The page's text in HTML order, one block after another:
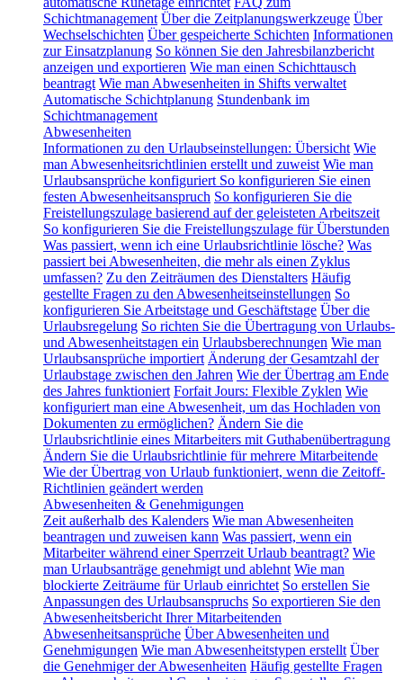
Schichtmanagement Über die Zeitplanungswerkzeuge Über
Wechselschichten Über gespeicherte Schichten Informationen
zur Einsatzplanung So können Sie den Jahresbilanzbericht
anzeigen und exportieren Wie man einen Schichttausch
beantragt Wie man Abwesenheiten in Shifts verwaltet
Automatische Schichtplanung Stundenbank im
Schichtmanagement
Abwesenheiten
Informationen zu den Urlaubseinstellungen: Übersicht Wie
man Abwesenheitsrichtlinien erstellt und zuweist Wie man
Urlaubsansprüche konfiguriert So konfigurieren Sie einen
festen Abwesenheitsanspruch So konfigurieren Sie die
Freistellungszulage basierend auf der geleisteten Arbeitszeit
So konfigurieren Sie die Freistellungszulage für Überstunden
Was passiert, wenn ich eine Urlaubsrichtlinie lösche? Was
passiert bei Abwesenheiten, die mehr als einen Zyklus
umfassen? Zu den Zeiträumen des Dienstalters Häufig
gestellte Fragen zu den Abwesenheitseinstellungen So
konfigurieren Sie Arbeitstage und Geschäftstage Über die
Urlaubsregelung So richten Sie die Übertragung von Urlaubs-
und Abwesenheitstagen ein Urlaubsberechnungen Wie man
Urlaubsansprüche importiert Änderung der Gesamtzahl der
Urlaubstage zwischen den Jahren Wie der Übertrag am Ende
des Jahres funktioniert Forfait Jours: Flexible Zyklen Wie
konfiguriert man eine Abwesenheit, um das Hochladen von
Dokumenten zu ermöglichen? Ändern Sie die
Urlaubsrichtlinie eines Mitarbeiters mit Guthabenübertragung
Ändern Sie die Urlaubsrichtlinie für mehrere Mitarbeitende
Wie der Übertrag von Urlaub funktioniert, wenn die Zeitoff-
Richtlinien geändert werden
Abwesenheiten & Genehmigungen
Zeit außerhalb des Kalenders Wie man Abwesenheiten
beantragen und zuweisen kann Was passiert, wenn ein
Mitarbeiter während einer Sperrzeit Urlaub beantragt? Wie
man Urlaubsanträge genehmigt und ablehnt Wie man
blockierte Zeiträume für Urlaub einrichtet So erstellen Sie
Anpassungen des Urlaubsanspruchs So exportieren Sie den
Abwesenheitsbericht Ihrer Mitarbeitenden
Abwesenheitsansprüche Über Abwesenheiten und
Genehmigungen Wie man Abwesenheitstypen erstellt Über
die Genehmiger der Abwesenheiten Häufig gestellte Fragen